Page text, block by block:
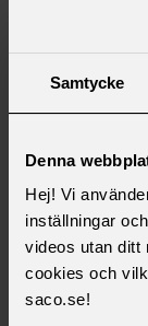
Samtycke
Denna
Hej! Vi
inställningar
videos utan ditt
cookies och
saco.se!